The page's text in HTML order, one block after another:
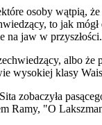
osoby wątpią,
to jak
jaw w
albo że
wysokiej klasy
zobaczyła
Ramy, "O